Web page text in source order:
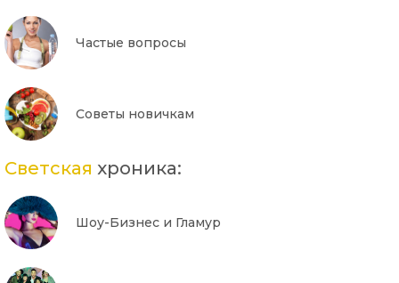
Частые вопросы
Советы новичкам
Светская хроника:
Шоу-Бизнес и Гламур